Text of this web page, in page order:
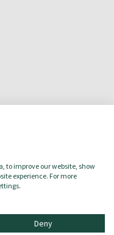
to improve our website, show
experience. For more
Deny